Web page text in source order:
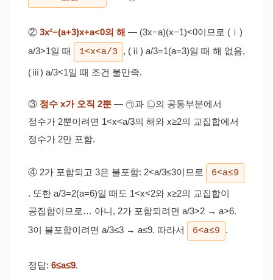
② 3x²−(a+3)x+a<0의 해 — (3x−a)(x−1)<0이므로 (ⅰ)
a/3>1일 때
1<x<a/3 , (ⅱ) a/3=1(a=3)일 때 해 없음,
(ⅲ) a/3<1일 때 조건 불만족.
③ 정수 x가 오직 2뿐 — ㉠과 ㉡의 공통부분에서
정수가 2뿐이려면 1<x<a/3의 해와 x≥2의 교집합에서
정수가 2만 포함.
④ 2가 포함되고 3은 불포함: 2<a/3≤3이므로 6<a≤9
. 또한 a/3=2(a=6)일 때도 1<x<2와 x≥2의 교집합이
공집합이므로… 아니, 2가 포함되려면 a/3>2 → a>6.
3이 불포함이려면 a/3≤3 → a≤9. 따라서
6<a≤9 .
정답: 6≤a≤9.